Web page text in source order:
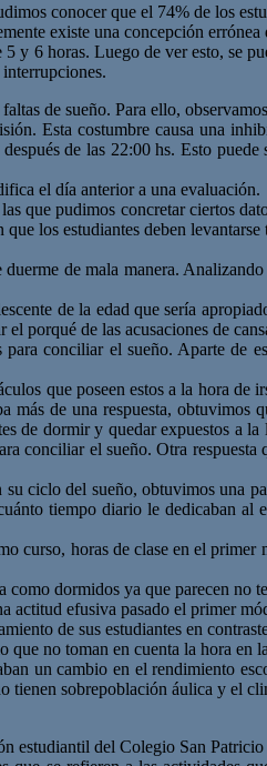
conocer que el 74% de los
existe una concepción
6 horas. Luego de ver esto, se
de sueño. Para ello,
Esta costumbre causa una
de las 22:00 hs. Esto
el día anterior a una evaluación.
que pudimos concretar ciertos
los estudiantes deben
de mala manera.
de la edad que sería
porqué de las acusaciones de
conciliar el sueño. Aparte de
que poseen estos a la hora de
de una respuesta,
dormir y quedar expuestos a
el sueño. Otra
ciclo del sueño, obtuvimos una
tiempo diario le dedicaban
curso, horas de clase en el
dormidos ya que parecen no
actitud efusiva pasado el primer
de sus estudiantes en
no toman en cuenta la hora en
un cambio en el rendimiento
tienen sobrepoblación áulica y el
del Colegio San